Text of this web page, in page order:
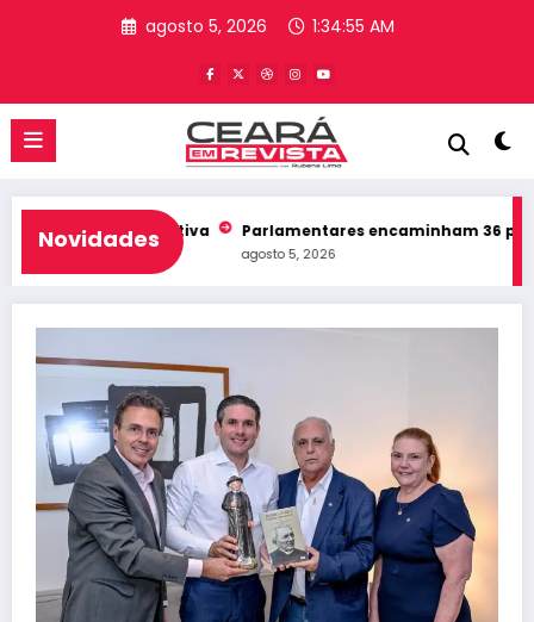
agosto 5, 2026 1:34:56 AM
Novidades
Legislativa Parlamentares encaminham 36
agosto 5, 2026